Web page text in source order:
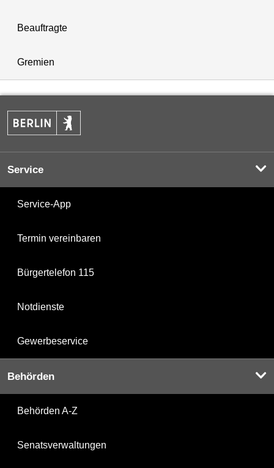
Beauftragte
Gremien
Service
Service-App
Termin vereinbaren
Bürgertelefon 115
Notdienste
Gewerbeservice
Behörden
Behörden A-Z
Senatsverwaltungen